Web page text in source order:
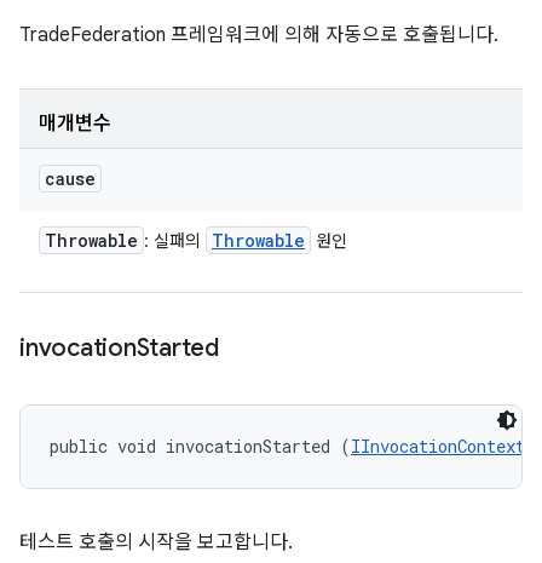
TradeFederation 프레임워크에 의해 자동으로 호출됩니다.
매개변수
cause
Throwable : 실패의 Throwable 원인
invocationStarted
public void invocationStarted (IInvocationContext
테스트 호출의 시작을 보고합니다.